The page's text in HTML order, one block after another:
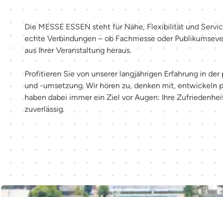
Die MESSE ESSEN steht für Nähe, Flexibilität und
echte Verbindungen – ob Fachmesse oder
aus Ihrer Veranstaltung heraus.
Profitieren Sie von unserer langjährigen Erfahrung in
und -umsetzung. Wir hören zu, denken mit, entwickeln
haben dabei immer ein Ziel vor Augen: Ihre
zuverlässig.